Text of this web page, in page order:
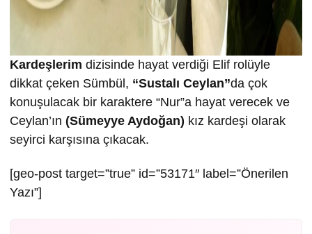
Kardeşlerim dizisinde hayat verdiği Elif rolüyle
dikkat çeken Sümbül, “Sustalı Ceylan”da çok
konuşulacak bir karaktere “Nur”a hayat verecek ve
Ceylan’ın (Sümeyye Aydoğan) kız kardeşi olarak
seyirci karşısına çıkacak.
[geo-post target=”true” id=”53171″ label=”Önerilen
Yazı”]